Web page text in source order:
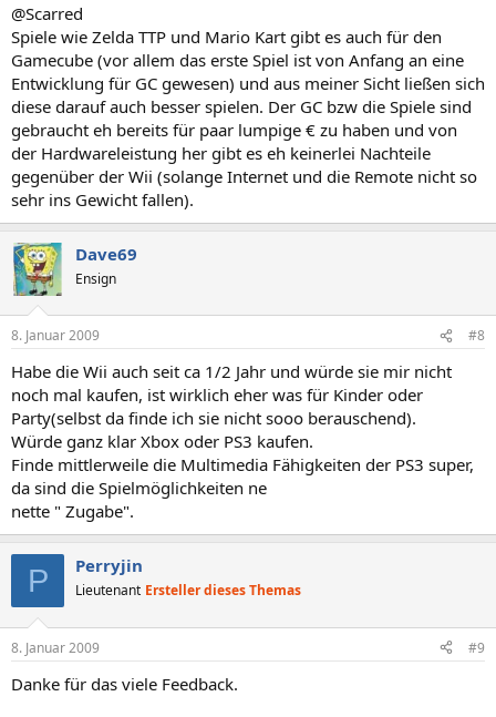
@Scarred
Spiele wie Zelda TTP und Mario Kart gibt es auch für den
Gamecube (vor allem das erste Spiel ist von Anfang an eine
Entwicklung für GC gewesen) und aus meiner Sicht ließen sich
diese darauf auch besser spielen. Der GC bzw die Spiele sind
gebraucht eh bereits für paar lumpige € zu haben und von
der Hardwareleistung her gibt es eh keinerlei Nachteile
gegenüber der Wii (solange Internet und die Remote nicht so
sehr ins Gewicht fallen).
Dave69
Ensign
8. Januar 2009 #8
Habe die Wii auch seit ca 1/2 Jahr und würde sie mir nicht
noch mal kaufen, ist wirklich eher was für Kinder oder
Party(selbst da finde ich sie nicht sooo berauschend).
Würde ganz klar Xbox oder PS3 kaufen.
Finde mittlerweile die Multimedia Fähigkeiten der PS3 super,
da sind die Spielmöglichkeiten ne
nette " Zugabe".
P Perryjin
Lieutenant Ersteller dieses Themas
8. Januar 2009 #9
Danke für das viele Feedback.